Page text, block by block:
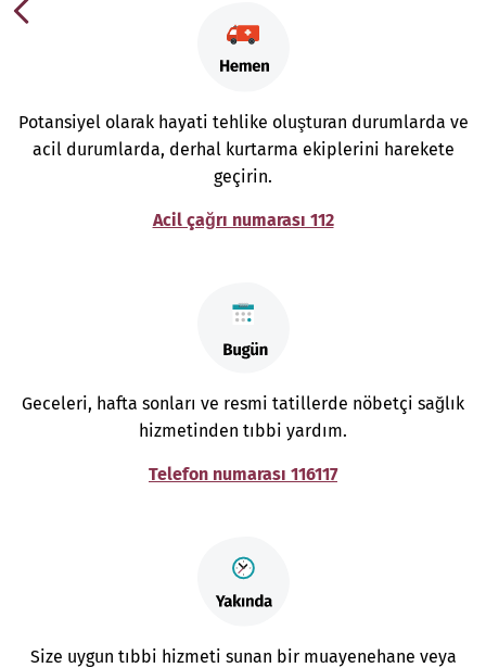
Potansiyel olarak hayati tehlike oluşturan durumlarda ve
acil durumlarda, derhal kurtarma ekiplerini harekete
geçirin.
Acil çağrı numarası 112
Geceleri, hafta sonları ve resmi tatillerde nöbetçi sağlık
hizmetinden tıbbi yardım.
Telefon numarası 116117
Size uygun tıbbi hizmeti sunan bir muayenehane veya